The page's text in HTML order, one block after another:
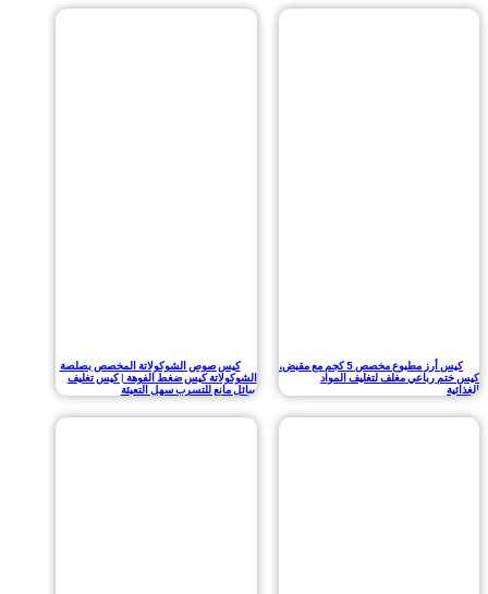
كيس أرز مطبوع مخصص 5 كجم مع مقبض،
مغلف لتغليف المواد
كيس صوص الشوكولاتة المخصص بصلصة
الشوكولاتة كيس ضغط الفوهة | كيس تغليف
سائل مانع للتسرب سهل التعبئة